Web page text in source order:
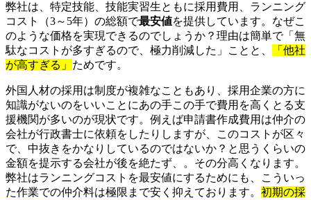
弊社は、特定技能、技能実習生ともに採用費用、ランニング
コスト（3～5年）の総額で最安値を提供しています。なぜこ
のような価格を実現できるのでしょうか？理由は簡単で「無
駄なコストが多すぎるので、極力削減した」ことと、
「他社
が高すぎる」 ためです。
外国人材の採用は制度が複雑なこともあり、採用企業の方に
知識がないのをいいことにあの手この手で費用を高くとる支
援機関が多いのが現状です。例えば申請書作成費用は仲介の
会社が行政書士に依頼をしたりしますが、このコストが区々
で、中抜きをかなりしているのではないか？と思うくらいの
金額を提示する会社が後を絶たず、。その分高くなります。
弊社はランニングコストを最安値にするためにも、こういっ
た作業での仲介料は極限まで安く抑えております。 初期の採